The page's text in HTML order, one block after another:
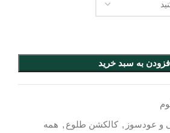
افزودن به سبد خرید
و عودسوز , کالکشن طلوع , همه